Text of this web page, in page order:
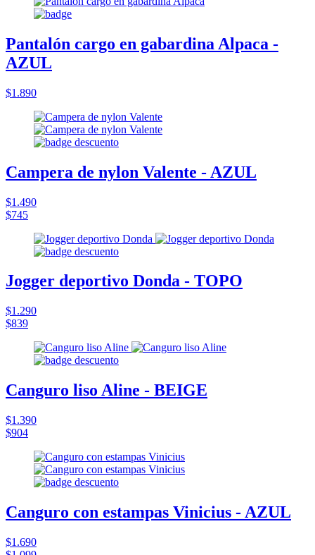
Pantalón cargo en gabardina Alpaca -
AZUL
$1.890
Campera de nylon Valente - AZUL
$1.490
$745
Jogger deportivo Donda - TOPO
$1.290
$839
Canguro liso Aline - BEIGE
$1.390
$904
Canguro con estampas Vinicius - AZUL
$1.690